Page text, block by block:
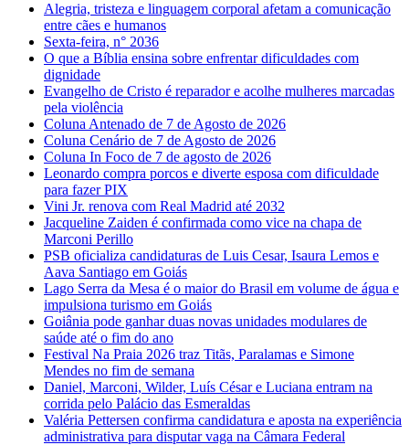
Alegria, tristeza e linguagem corporal afetam a comunicação
entre cães e humanos
Sexta-feira, n° 2036
O que a Bíblia ensina sobre enfrentar dificuldades com
dignidade
Evangelho de Cristo é reparador e acolhe mulheres marcadas
pela violência
Coluna Antenado de 7 de Agosto de 2026
Coluna Cenário de 7 de Agosto de 2026
Coluna In Foco de 7 de agosto de 2026
Leonardo compra porcos e diverte esposa com dificuldade
para fazer PIX
Vini Jr. renova com Real Madrid até 2032
Jacqueline Zaiden é confirmada como vice na chapa de
Marconi Perillo
PSB oficializa candidaturas de Luis Cesar, Isaura Lemos e
Aava Santiago em Goiás
Lago Serra da Mesa é o maior do Brasil em volume de água e
impulsiona turismo em Goiás
Goiânia pode ganhar duas novas unidades modulares de
saúde até o fim do ano
Festival Na Praia 2026 traz Titãs, Paralamas e Simone
Mendes no fim de semana
Daniel, Marconi, Wilder, Luís César e Luciana entram na
corrida pelo Palácio das Esmeraldas
Valéria Pettersen confirma candidatura e aposta na experiência
administrativa para disputar vaga na Câmara Federal